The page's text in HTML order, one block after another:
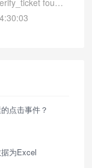
found
redis
点击事件？
为Excel